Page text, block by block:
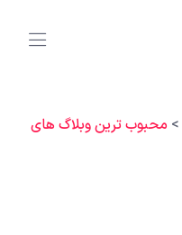
> محبوب ترین وبلاگ های